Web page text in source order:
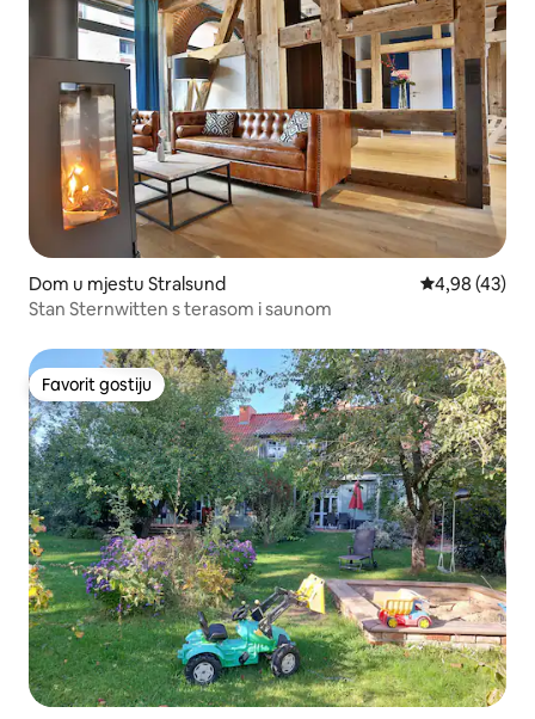
Dom u mjestu Stralsund Prosječna
4,98 (43)
Stan Sternwitten s terasom i saunom
Favorit gostiju
Favorit gostiju